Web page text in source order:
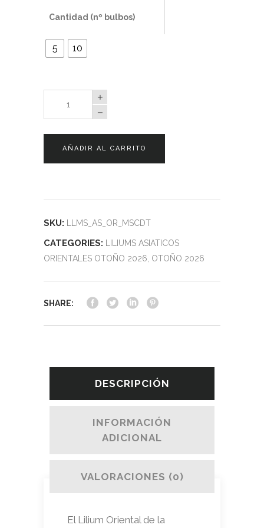
Cantidad (nº bulbos)
5 10
AÑADIR AL CARRITO
SKU: LLMS_AS_OR_MSCDT
CATEGORIES:
LILIUMS ASIATICOS
ORIENTALES OTOÑO 2026 OTOÑO 2026
SHARE:
DESCRIPCIÓN
INFORMACIÓN
ADICIONAL
VALORACIONES (0)
El Lilium Oriental de la